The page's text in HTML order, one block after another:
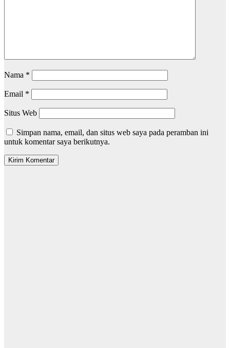
Nama *
Email *
Situs Web
Simpan nama, email, dan situs web saya pada peramban ini
untuk komentar saya berikutnya.